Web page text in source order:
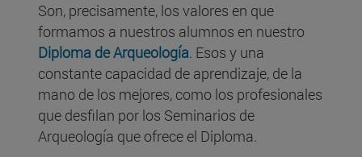
Son, precisamente, los valores en que
formamos a nuestros alumnos en nuestro
Diploma de Arqueología. Esos y una
constante capacidad de aprendizaje, de la
mano de los mejores, como los profesionales
que desfilan por los Seminarios de
Arqueología que ofrece el Diploma.